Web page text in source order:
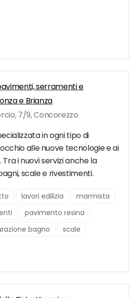
serramenti e
e Brianza
7/9, Concorezzo
in ogni tipo di
alle nuove tecnologie e ai
i nuovi servizi anche la
scale e rivestimenti.
lavori edilizia
marmista
pavimento resina
bagno scale